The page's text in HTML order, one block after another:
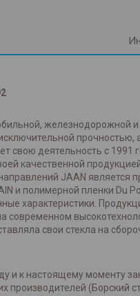
железнодорожной
свою деятельность с
качественной
JAAN является
и полимерной пленки
характеристики.
современном
свои стекла на
и к настоящему моменту
(Борский